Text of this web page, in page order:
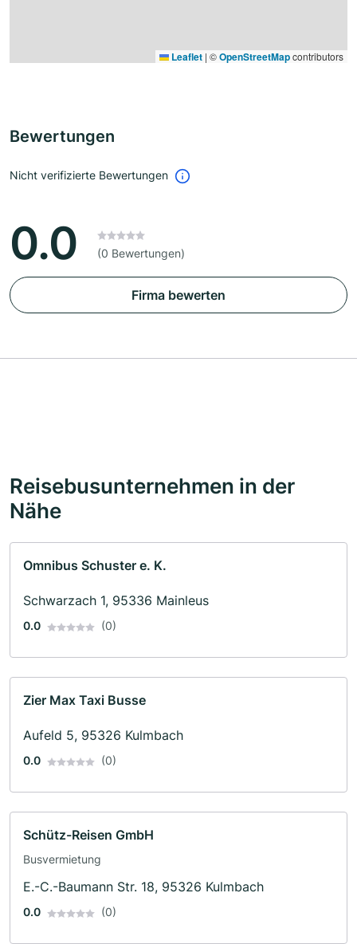
Leaflet | ©OpenStreetMapcontributors
Bewertungen
Nicht verifizierte Bewertungen
0.0 (0 Bewertungen)
Firma bewerten
Reisebusunternehmen in der
Nähe
Omnibus Schuster e. K.
Schwarzach 1, 95336 Mainleus
0.0 (0)
Zier Max Taxi Busse
Aufeld 5, 95326 Kulmbach
0.0 (0)
Schütz-Reisen GmbH
Busvermietung
E.-C.-Baumann Str. 18, 95326 Kulmbach
0.0 (0)